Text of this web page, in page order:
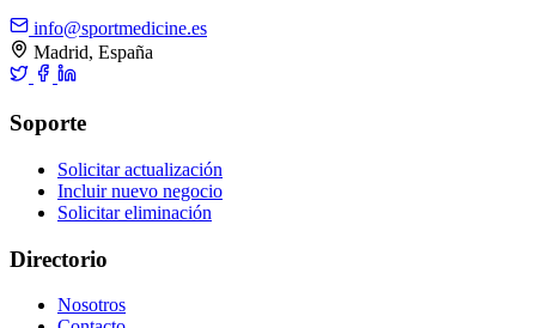
info@sportmedicine.es
Madrid, España
Soporte
Solicitar actualización
Incluir nuevo negocio
Solicitar eliminación
Directorio
Nosotros